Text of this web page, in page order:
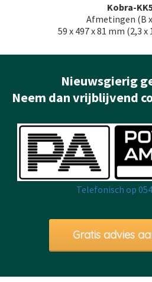
Kobra-
Afmetingen (B x
59 x 497 x 81 mm (2,3 x
Nieuwsgierig
Neem dan vrijblijvend
Telefonisch op
Gratis advies